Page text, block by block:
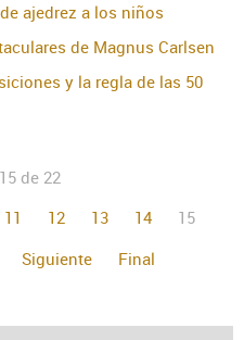
ajedrez a los niños
de Magnus Carlsen
y la regla de las 50
de 22
11 12 13 14
15
Siguiente Final